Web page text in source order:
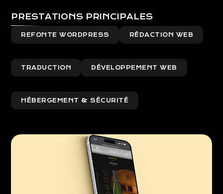
PRESTATIONS PRINCIPALES
REFONTE WORDPRESS RÉDACTION WEB
TRADUCTION DÉVELOPPEMENT WEB
HÉBERGEMENT & SÉCURITÉ